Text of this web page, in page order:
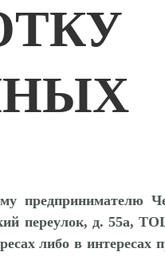
переулок, д. 55а,
либо в интересах